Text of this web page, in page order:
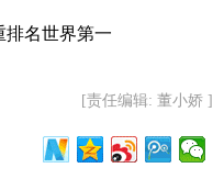
排名世界第一
[责任编辑: 董小娇 ]